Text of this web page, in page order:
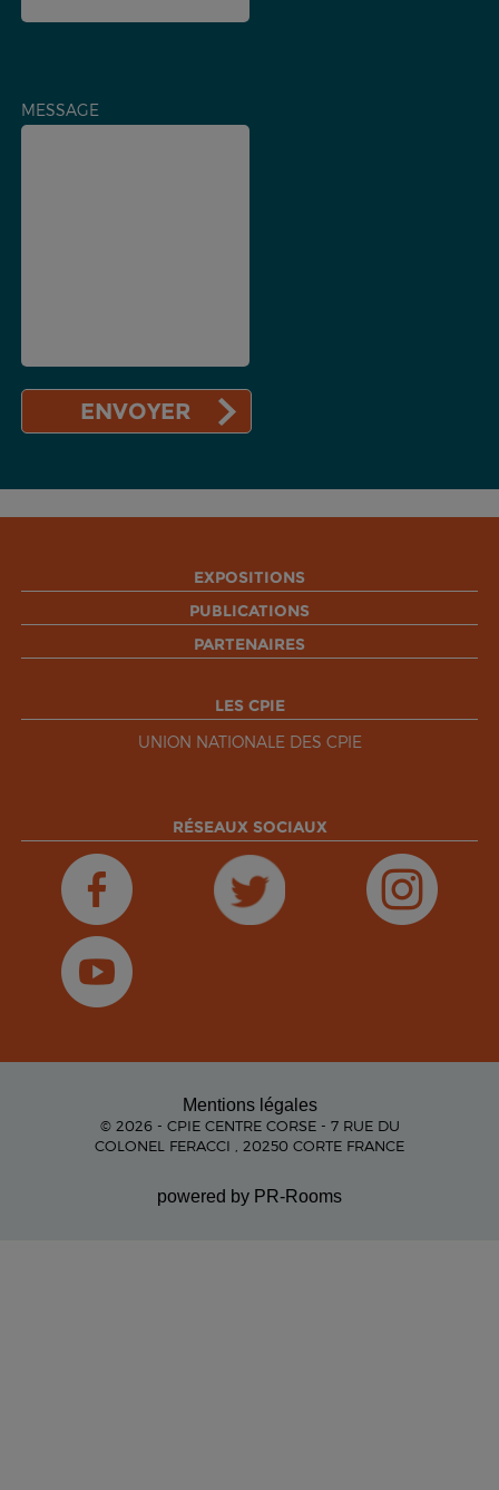
MESSAGE
EXPOSITIONS
PUBLICATIONS
PARTENAIRES
LES CPIE
UNION NATIONALE DES CPIE
RÉSEAUX SOCIAUX
Mentions légales
© 2026 - CPIE CENTRE CORSE - 7 RUE DU
COLONEL FERACCI , 20250 CORTE FRANCE
powered by PR-Rooms